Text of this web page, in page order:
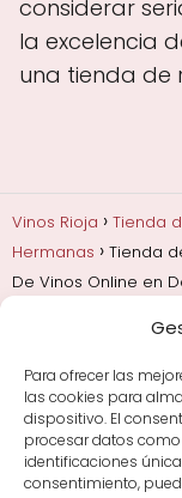
Para ofrecer las
las cookies para
dispositivo. El
procesar datos
identificaciones
consentimiento,
considerar
la excelencia
una tienda de
Vinos Rioja Tienda
Hermanas
Tienda
De Vinos Online en
Añadas, crianza y
Rioja y guías de
curiosidades
Maridajes y vino